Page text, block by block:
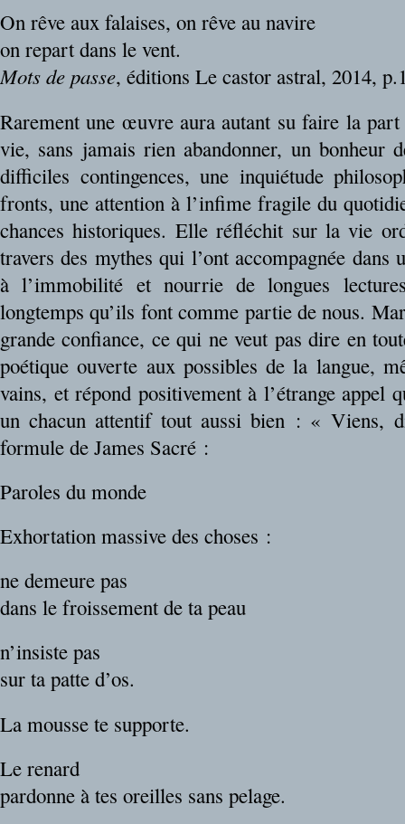
On rêve aux falaises, on rêve au navire
on repart dans le vent.
Mots de passe, éditions Le castor astral, 2014,
Rarement une œuvre aura autant su faire la part
vie, sans jamais rien abandonner, un bonheur
difficiles contingences, une inquiétude
fronts, une attention à l’infime fragile du
chances historiques. Elle réfléchit sur la vie
travers des mythes qui l’ont accompagnée dans
à l’immobilité et nourrie de longues
longtemps qu’ils font comme partie de nous.
grande confiance, ce qui ne veut pas dire en
poétique ouverte aux possibles de la langue,
vains, et répond positivement à l’étrange appel
un chacun attentif tout aussi bien : « Viens,
formule de James Sacré :
Paroles du monde
Exhortation massive des choses :
ne demeure pas
dans le froissement de ta peau
n’insiste pas
sur ta patte d’os.
La mousse te supporte.
Le renard
pardonne à tes oreilles sans pelage.